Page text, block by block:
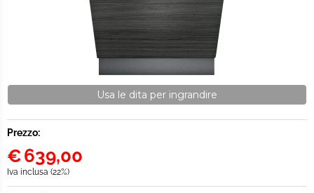
Usa le dita per ingrandire
Prezzo:
€639,00
Iva inclusa (22%)